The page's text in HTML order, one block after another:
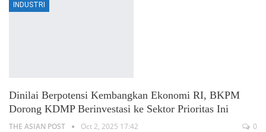
INDUSTRI
Dinilai Berpotensi Kembangkan Ekonomi RI, BKPM
Dorong KDMP Berinvestasi ke Sektor Prioritas Ini
THE ASIAN POST Oct 2, 2025 17:42 0